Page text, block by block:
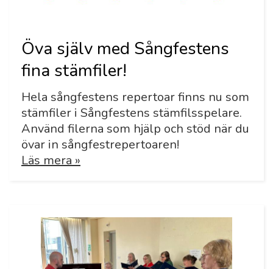
Öva själv med Sångfestens
fina stämfiler!
Hela sångfestens repertoar finns nu som
stämfiler i Sångfestens stämfilsspelare.
Använd filerna som hjälp och stöd när du
övar in sångfestrepertoaren!
Läs mera »